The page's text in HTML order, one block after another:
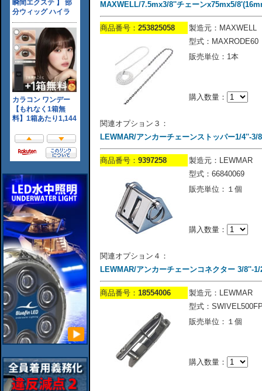
MAXWELL/7.5mx3/8''チェーンx75mx5/
商品番号： 253825058
製造元：MAXWELL
型式：MAXRODE60
販売単位：1本
購入数量：
関連オプション３：
LEWMAR/アンカーチェーンストッパー1/4''-3/
商品番号： 9397258
製造元：LEWMAR
型式：66840069
販売単位：１個
購入数量：
関連オプション４：
LEWMAR/アンカーチェーンコネクター 3/8''-
商品番号： 18554006
製造元：LEWMAR
型式：
販売単位：１個
購入数量：